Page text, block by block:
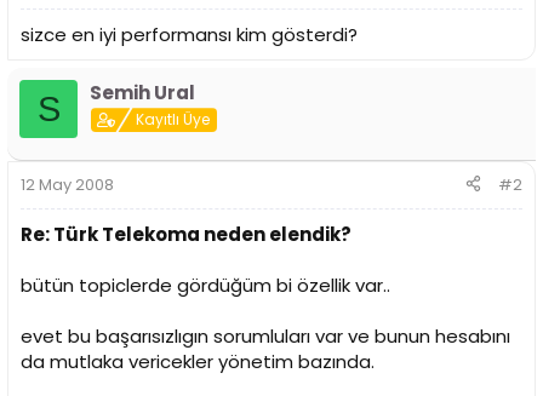
sizce en iyi performansı kim gösterdi?
S Semih Ural
Kayıtlı Üye
12 May 2008 #2
Re: Türk Telekoma neden elendik?
bütün topiclerde gördüğüm bi özellik var..
evet bu başarısızlıgın sorumluları var ve bunun hesabını
da mutlaka vericekler yönetim bazında.